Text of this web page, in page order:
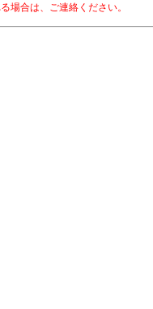
合は、ご連絡ください。